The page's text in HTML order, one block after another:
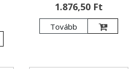
1.876,50 Ft
Tovább